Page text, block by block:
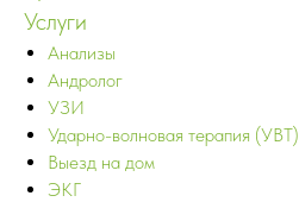
Услуги
Анализы
Андролог
УЗИ
Ударно-волновая терапия (УВТ)
Выезд на дом
ЭКГ